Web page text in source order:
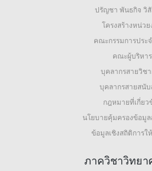
ปรัญชา พันธกิจ วิ
โครงสร้างหน่วย
คณะกรรมการประ
คณะผู้บริหาร
บุคลากรสายวิช
บุคลากรสายสนั
กฎหมายที่เกี่ยว
นโยบายคุ้มครองข้อมู
ข้อมูลเชิงสถิติการใ
ภาควิชาวิทยา